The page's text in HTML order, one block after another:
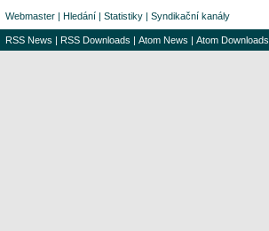
Webmaster | Hledání | Statistiky | Syndikační kanály
RSS News | RSS Downloads | Atom News | Atom Downloads